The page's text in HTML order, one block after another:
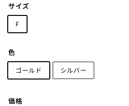
サイズ
F
色
ゴールド シルバー
価格